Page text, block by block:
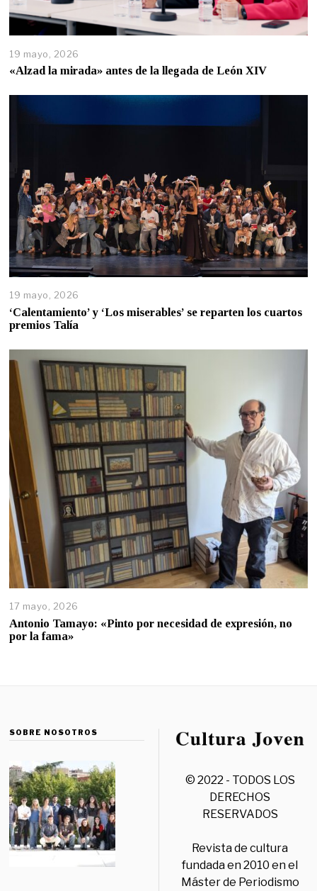
19 mayo, 2026
«Alzad la mirada» antes de la llegada de León XIV
19 mayo, 2026
‘Calentamiento’ y ‘Los miserables’ se reparten los cuartos
premios Talía
17 mayo, 2026
Antonio Tamayo: «Pinto por necesidad de expresión, no
por la fama»
SOBRE NOSOTROS
© 2022 - TODOS LOS
DERECHOS
RESERVADOS
Revista de cultura
fundada en 2010 en el
Máster de Periodismo